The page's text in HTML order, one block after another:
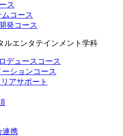
ス
コース
発コース
ルエンタテインメント学科
デュースコース
ションコース
アサポート
連携